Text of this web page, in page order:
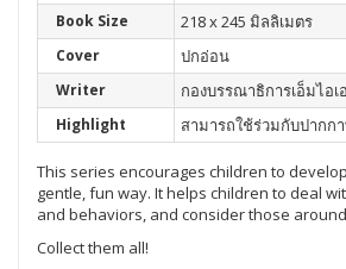
Book Size 218 x 245 มิลลิเมตร
Cover ปกอ่อน
Writer กองบรรณาธิการเอ็มไอเ
Highlight สามารถใช้ร่วมกับปากก
This series encourages children to
gentle, fun way. It helps children to deal
and behaviors, and consider those
Collect them all!